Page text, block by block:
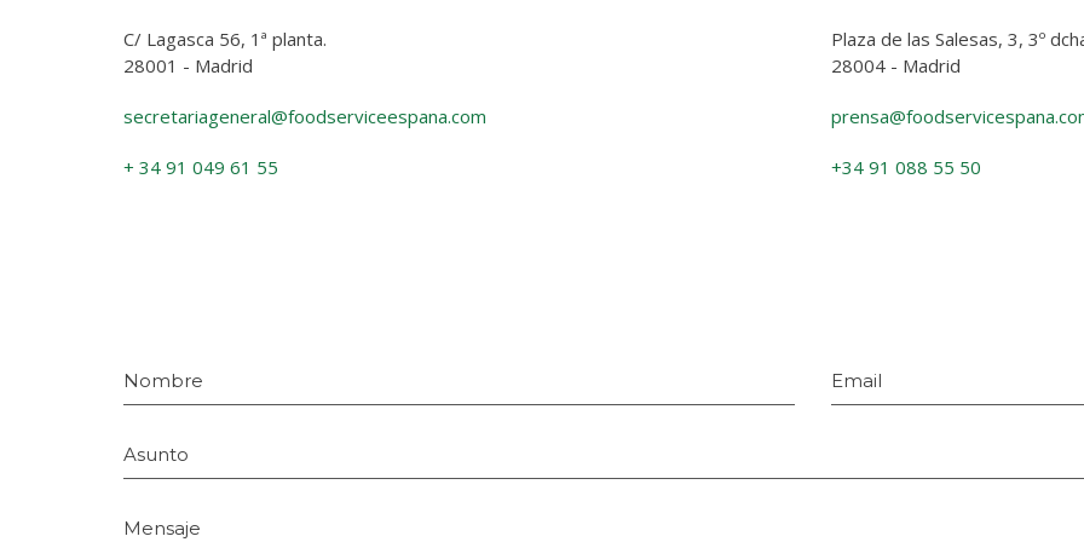
C/ Lagasca 56, 1ª planta.
28001 - Madrid
secretariageneral@foodserviceespana.com
+ 34 91 049 61 55
Plaza de las Salesas, 3, 3º
28004 - Madrid
+34 91 088 55 50
Nombre Email
Asunto
Mensaje